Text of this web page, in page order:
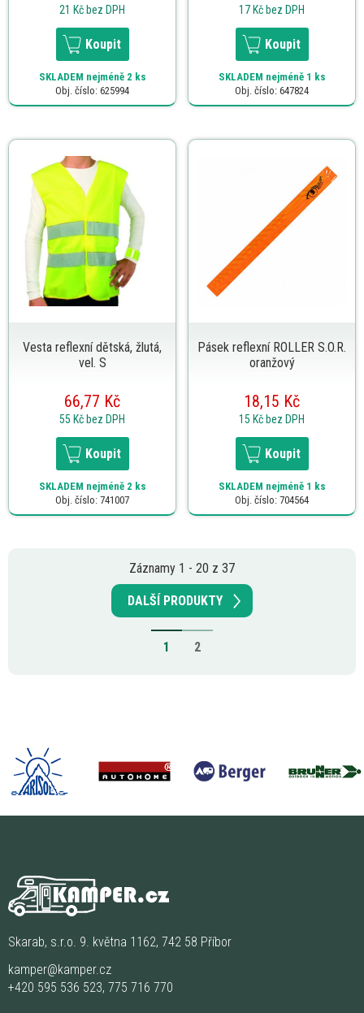
21 Kč bez DPH
Koupit
SKLADEM nejméně 2 ks
Obj. číslo: 625994
17 Kč bez DPH
Koupit
SKLADEM nejméně 1 ks
Obj. číslo: 647824
Vesta reflexní dětská, žlutá,
vel. S
66,77 Kč
55 Kč bez DPH
Koupit
SKLADEM nejméně 2 ks
Obj. číslo: 741007
Pásek reflexní ROLLER S.O.R.
oranžový
18,15 Kč
15 Kč bez DPH
Koupit
SKLADEM nejméně 1 ks
Obj. číslo: 704564
Záznamy 1 - 20 z 37
DALŠÍ PRODUKTY
1 2
Skarab, s.r.o. 9. května 1162, 742 58 Příbor
kamper@kamper.cz
+420 595 536 523, 775 716 770